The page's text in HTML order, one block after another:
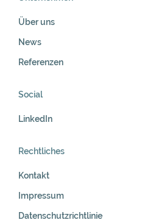
Über uns
News
Referenzen
Social
LinkedIn
Rechtliches
Kontakt
Impressum
Datenschutzrichtlinie